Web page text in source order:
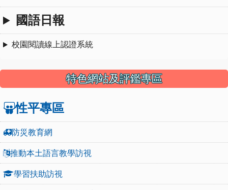
國語日報
校園閱讀線上認證系統
特色網站及評鑑專區
性平專區
防災教育網
推動本土語言教學訪視
學習扶助訪視